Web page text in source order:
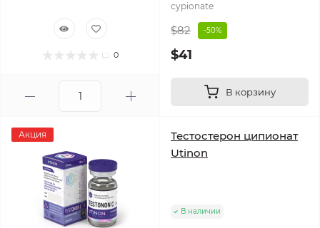
0
cypionate
$82 -50%
$41
В корзину
Акция
Тестостерон ципионат
Utinon
В наличии